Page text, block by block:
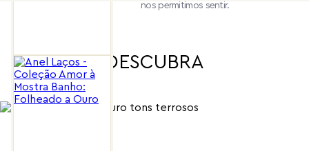
DESCUBRA
nos permitimos sentir.